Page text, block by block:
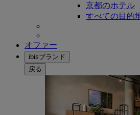
京都のホテル
すべての目的
オファー
ibisブランド
戻る